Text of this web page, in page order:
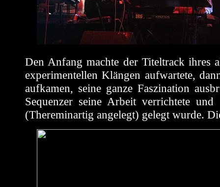
Den Anfang machte der Titeltrack ihres
experimentellen Klängen aufwartete,
aufkamen, seine ganze Faszination
Sequenzer seine Arbeit verrichtete
(Thereminartig angelegt) gelegt wurde.